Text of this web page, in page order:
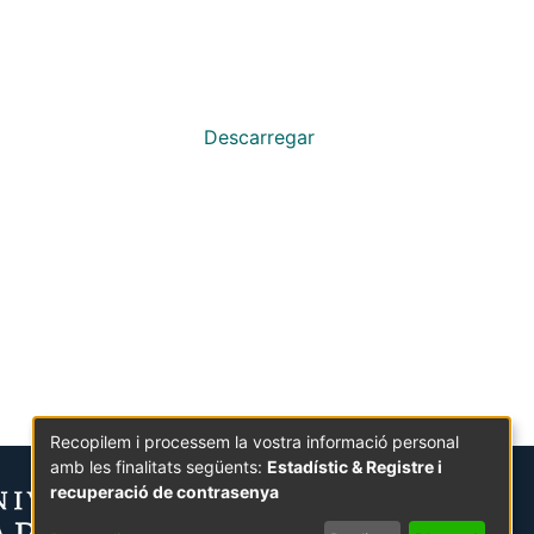
Descarregar
Recopilem i processem la vostra informació personal
amb les finalitats següents: Estadístic & Registre i
recuperació de contrasenya